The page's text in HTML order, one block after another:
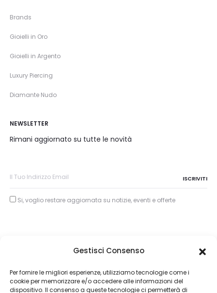
Gestisci Consenso
Per fornire le migliori esperienze, utilizziamo tecnologie come i
cookie per memorizzare e/o accedere alle informazioni del
dispositivo. Il consenso a queste tecnologie ci permetterà di
Brands
Gioielli in Oro
Gioielli in Argento
Luxury Piercing
Diamante Nudo
NEWSLETTER
Rimani aggiornato su tutte le novità
Si, voglio restare aggiornata su notizie, eventi e offerte
About Piertullio